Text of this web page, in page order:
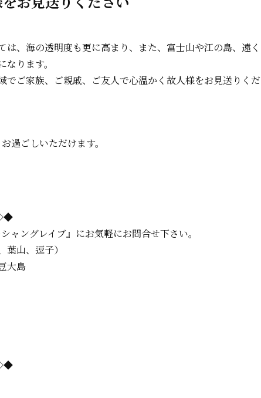
、海の透明度も更に高まり、また、富士山や江の島、遠く
ります。
ご家族、ご親戚、ご友人で心温かく故人様をお見送りくだ
過ごしいただけます。
ャングレイブ』にお気軽にお問合せ下さい。
山、逗子）
大島